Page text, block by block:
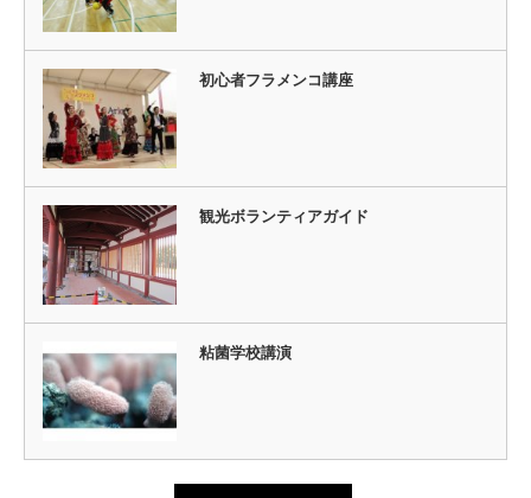
初心者フラメンコ講座
観光ボランティアガイド
粘菌学校講演